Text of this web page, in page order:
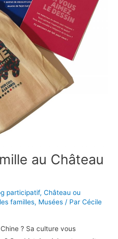
au Château
participatif,Château ou
familles, Musées / ParCécile
? Sa culture vous